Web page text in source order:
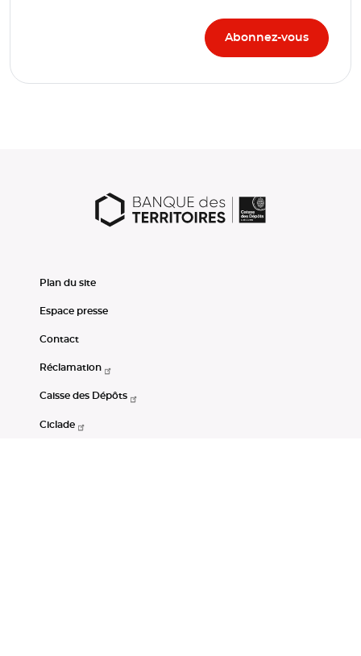
Plan du site
Espace presse
Contact
Réclamation
Caisse des Dépôts
Ciclade